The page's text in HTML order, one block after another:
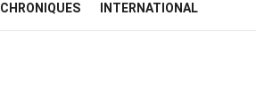
CHRONIQUES INTERNATIONAL